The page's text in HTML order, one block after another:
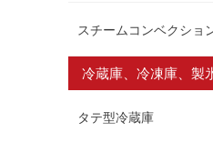
スチームコンベクショ
冷蔵庫、冷凍庫、製
タテ型冷蔵庫